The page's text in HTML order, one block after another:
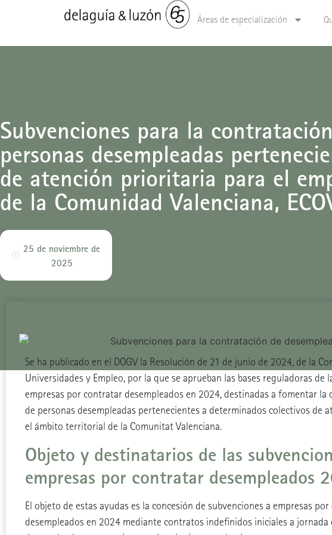
Áreas de especialización
Subvenciones para la
personas desempleadas
de atención prioritaria para el
de la Comunidad Valenciana,
25 de noviembre de
2025
Se ha publicado en el DOGV la Resolución de 21 de junio de 2024, de la
Universidades y Empleo, por la que se aprueban las bases reguladoras de
empresas por contratar desempleados en 2024, destinadas a fomentar
de personas desempleadas pertenecientes a determinados colectivos de
el ámbito territorial de la Comunitat Valenciana.
Objeto y destinatarios de las
empresas por contratar desempleados
El objeto de estas ayudas es la concesión de subvenciones a empresas
desempleados en 2024 mediante contratos indefinidos iniciales a jornada